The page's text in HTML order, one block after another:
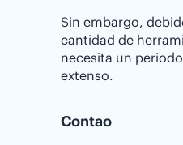
Sin embargo,
cantidad de
necesita un
extenso.
Contao